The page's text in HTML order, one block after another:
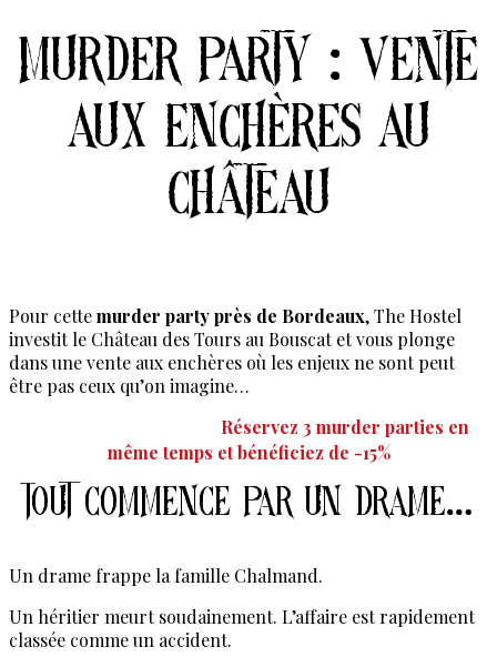
murder party : vente
aux enchères au
château
Pour cettemurder party près de Bordeaux, The Hostel
investit le Château des Tours au Bouscat et vous plonge
dans une vente aux enchères où les enjeux ne sont peut
être pas ceux qu’on imagine…
Réservez 3 murder parties en
même temps et bénéficiez de -15%
Tout commence par un drame…
Un drame frappe la famille Chalmand.
Un héritier meurt soudainement. L’affaire est rapidement
classée comme un accident.